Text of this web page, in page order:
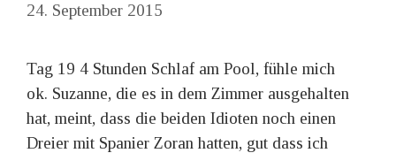
24. September 2015
Tag 19 4 Stunden Schlaf am Pool, fühle mich
ok. Suzanne, die es in dem Zimmer ausgehalten
hat, meint, dass die beiden Idioten noch einen
Dreier mit Spanier Zoran hatten, gut dass ich